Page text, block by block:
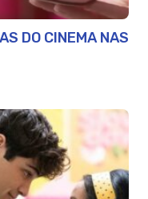
DO CINEMA NAS